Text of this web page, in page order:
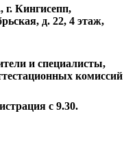
г. Кингисепп,
д. 22, 4 этаж,
и специалисты,
комиссий
с 9.30.